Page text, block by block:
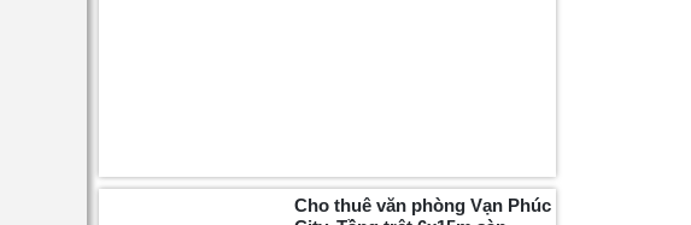
Cho thuê văn phòng Vạn Phúc